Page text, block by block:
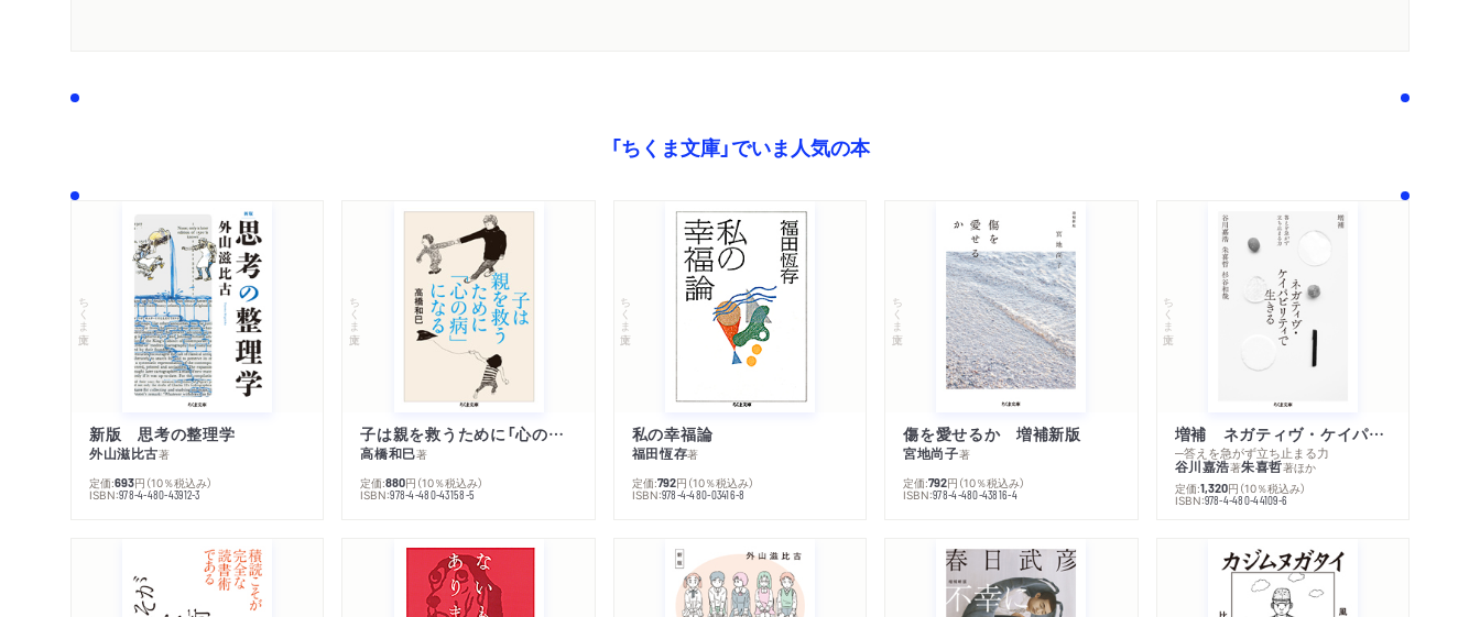
「ちくま文庫」でいま人気の本
ちくま文庫
新版 思考の整理学
外山滋比古著
定価:693円 （10％税込み）
ISBN:978-4-480-43912-3
ちくま文庫
子は親を救うために「心の病」になる
高橋和巳著
定価:880円 （10％税込み）
ISBN:978-4-480-43158-5
ちくま文庫
私の幸福論
福田恆存著
定価:792円 （10％税込み）
ISBN:978-4-480-03416-8
ちくま文庫
傷を愛せるか 増補新版
宮地尚子著
定価:792円 （10％税込み）
ISBN:978-4-480-43816-4
ちくま文庫
増補 ネガティヴ・ケイパビリティで生きる
─答えを急がず立ち止まる力
谷川嘉浩著朱喜哲著ほか
定価:1,320円 （10％税込み）
ISBN:978-4-480-44109-6